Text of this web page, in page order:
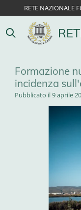
contenuto
principale
RETE NAZIONALE
Formazione
incidenza
Pubblicato il 9 aprile